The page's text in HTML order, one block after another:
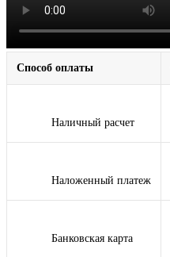
Способ оплаты
Наличный расчет
Наложенный платеж
Банковская карта